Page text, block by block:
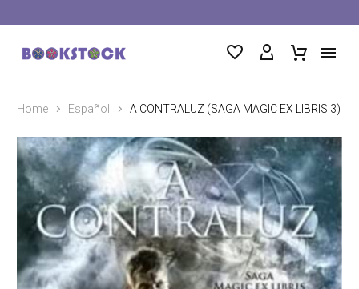
Home Español A CONTRALUZ (SAGA MAGIC EX LIBRIS 3)